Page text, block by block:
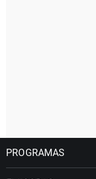
PROGRAMAS